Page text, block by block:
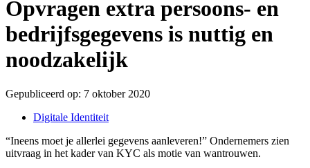
Opvragen extra persoons- en
bedrijfsgegevens is nuttig en
noodzakelijk
Gepubliceerd op: 7 oktober 2020
Digitale Identiteit
“Ineens moet je allerlei gegevens aanleveren!” Ondernemers zien
uitvraag in het kader van KYC als motie van wantrouwen.